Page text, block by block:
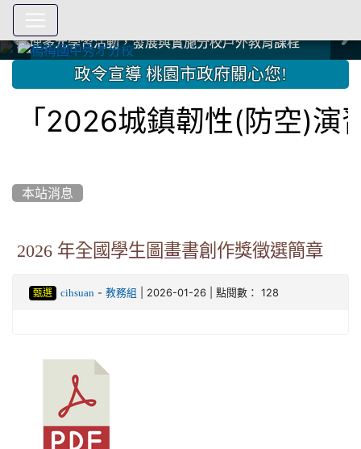
中國信託商業銀行 2023.04.22 愛傳球計畫
中國信託商業銀行 2023.04.22 愛傳球計畫
辦理多元學習活動，發展與實施分校戶外教育課程
辦理多元學習活動，發展與實施分校戶外教育課程
爭取社會資源，傳愛與溫暖：2024.3.19 桃園市家長會與桃
園女子美容商業童也工會義剪活動
爭取社會資源，傳愛與溫暖：2024.3.19 桃園市家長會與桃
園女子美容商業童也工會義剪活動
112學年度畢業學生與師長合照
112學年度畢業學生與師長合照
辦理多元學習活動，發展與實施分校戶外教育課程
辦理多元學習活動，發展與實施分校戶外教育課程
爭取社會資源，傳愛與溫暖：110.12.22 國際獅子會與本校
師生歲末感恩活動
爭取社會資源，傳愛與溫暖：110.12.22 國際獅子會與本校
師生歲末感恩活動
爭取社會資源，傳愛與溫暖：110.12.22 國際獅子會贈送本
校學生耶誕禮物
爭取社會資源，傳愛與溫暖：110.12.22 國際獅子會贈送本
校學生耶誕禮物
112.9.27參觀客家博覽會
112.9.27參觀客家博覽會
2023.12.27 國際獅子會贈送本校學生耶誕禮物
2023.12.27 國際獅子會贈送本校學生耶誕禮物
2023.12.27 國際獅子會贊助本校學生獎助學金
2023.12.27 國際獅子會贊助本校學生獎助學金
2023.12.27 聖誕感恩歌謠競賽；本校師生與國際獅子會獅
兄、師姐同樂
2023.12.27 聖誕感恩歌謠競賽；本校師生與國際獅子會獅
兄、師姐同樂
建置優質學習空間；合作互惠，建立良善公共關係
建置優質學習空間；合作互惠，建立良善公共關係
::: 政令宣導 桃園市政府關心您!
城鎮韌性(防空)演習
本站消息
2026 年全國學生圖畫書創作獎徵選簡章
甄選 cihsuan- 教務組 | 2026-01-26 | 點閱數： 128